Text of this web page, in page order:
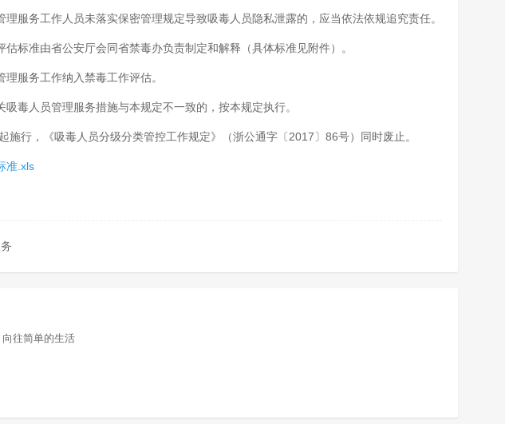
服务工作人员未落实保密管理规定导致吸毒人员隐私泄露的，应当依法依规追究责任。
标准由省公安厅会同省禁毒办负责制定和解释（具体标准见附件）。
服务工作纳入禁毒工作评估。
毒人员管理服务措施与本规定不一致的，按本规定执行。
施行，《吸毒人员分级分类管控工作规定》（浙公通字〔2017〕86号）同时废止。
准.xls
往简单的生活